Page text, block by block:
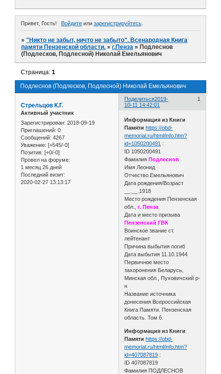
Привет, Гость! Войдитеили зарегистрируйтесь.
»"Никто не забыт, ничто не забыто". Всенародная Книга
памяти Пензенской области. »г.Пенза » Подлеснов
(Подлесков, Подлесной) Николай Емельянович
Подлеснов (Подлесков, Подлесной) Николай Емельянович
Страница:1
Поделиться 1
2019-
10-11 14:42:01
Стрельцов К.Г.
Активный участник
Зарегистрирован: 2018-09-19
Приглашений: 0
Сообщений: 4267
Уважение: [+545/-0]
Позитив: [+0/-0]
Провел на форуме:
1 месяц 26 дней
Последний визит:
2020-02-27 13:13:17
Информация из Книги
Памяти https://obd-
memorial.ru/html/info.htm?
id=1050200491 :
ID 1050200491
ФамилияПодлеснов
Имя Леонид
Отчество Емельянович
Дата рождения/Возраст
__.__.1918
Место рождения Пензенская
обл.,
г. Пенза
Дата и место призыва
Пензенский ГВК
Воинское звание ст.
лейтенант
Причина выбытия погиб
Дата выбытия 11.10.1944
Первичное место
захоронения Беларусь,
Минская обл., Пуховичский р-
н
Название источника
донесения Всероссийская
Книга Памяти. Пензенская
область. Том 6.
Информация из Книги
Памяти https://obd-
memorial.ru/html/info.htm?
id=407087819 :
ID 407087819
Фамилия ПОДЛЕСНОВ